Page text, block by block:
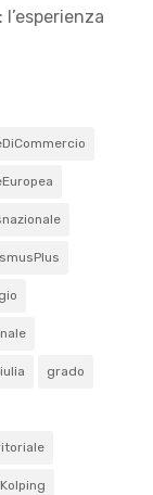
grado
Kolping